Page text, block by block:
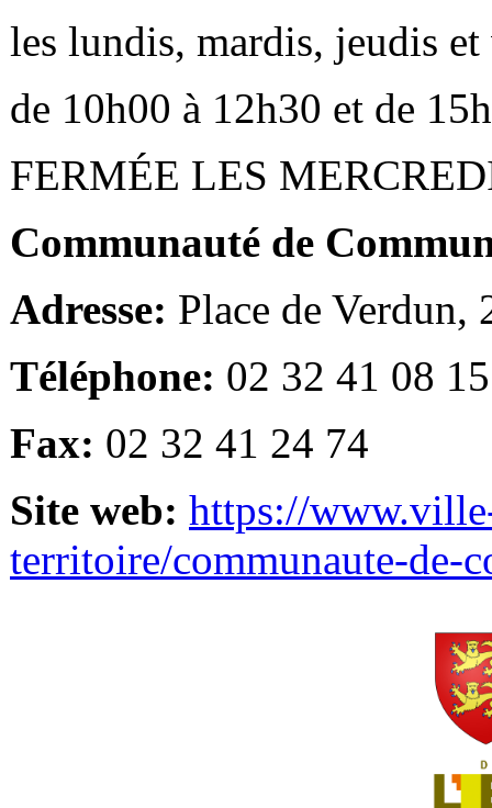
les lundis, mardis, jeudis et
de 10h00 à 12h30 et de
FERMÉE LES
Communauté de
Adresse: Place de Verdun,
Téléphone: 02 32 41 08 15
Fax: 02 32 41 24 74
Site web: https://
territoire/communaute-de-